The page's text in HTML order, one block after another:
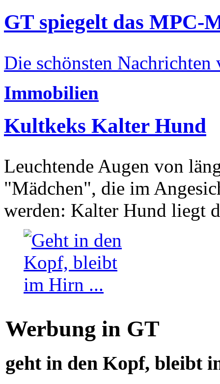
GT spiegelt das MPC-
Die schönsten Nachrichten
Immobilien
Kultkeks Kalter Hund
Leuchtende Augen von
"Mädchen", die im
werden: Kalter Hund liegt
Werbung in GT
geht in den Kopf, bleibt